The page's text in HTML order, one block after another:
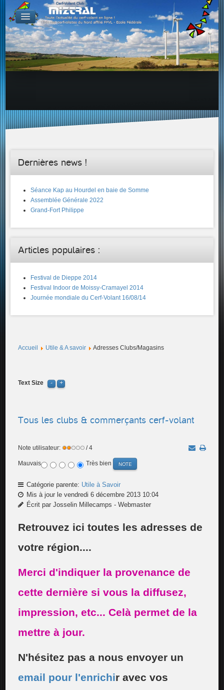
De par le monde
GALERIES
Galerie Photo
Galerie KAP
Galerie Vidéo
Proposer un lien sur votre site Web
Proposer un nouveau lien !
Dernières news !
Séance Kap au Hourdel en baie de Somme
Assemblée Générale 2022
Grand-Fort Philippe
Articles populaires :
Festival de Dieppe 2014
Festival Indoor de Moissy-Cramayel 2014
Journée mondiale du Cerf-Volant 16/08/14
Accueil Utile & A savoir Adresses Clubs/Magasins
Text Size
Tous les clubs & commerçants cerf-volant
Note utilisateur: / 4
Mauvais Très bien
Catégorie parente: Utile à Savoir
Mis à jour le vendredi 6 décembre 2013 10:04
Écrit par Josselin Millecamps - Webmaster
Retrouvez ici toutes les adresses de
votre région....
Merci d'indiquer la provenance de
cette dernière si vous la diffusez,
impression, etc... Celà permet de la
mettre à jour.
N'hésitez pas a nous envoyer un
email pour l'enrichir avec vos